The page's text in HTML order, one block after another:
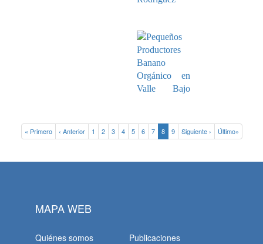
« Primero ‹ Anterior 1 2 3 4 5 6 7 8 9 Siguiente › Último»
MAPA WEB
Quiénes somos
Publicaciones